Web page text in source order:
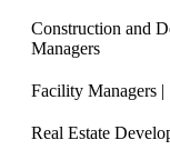
Construction and
Managers
Facility Managers |
Real Estate